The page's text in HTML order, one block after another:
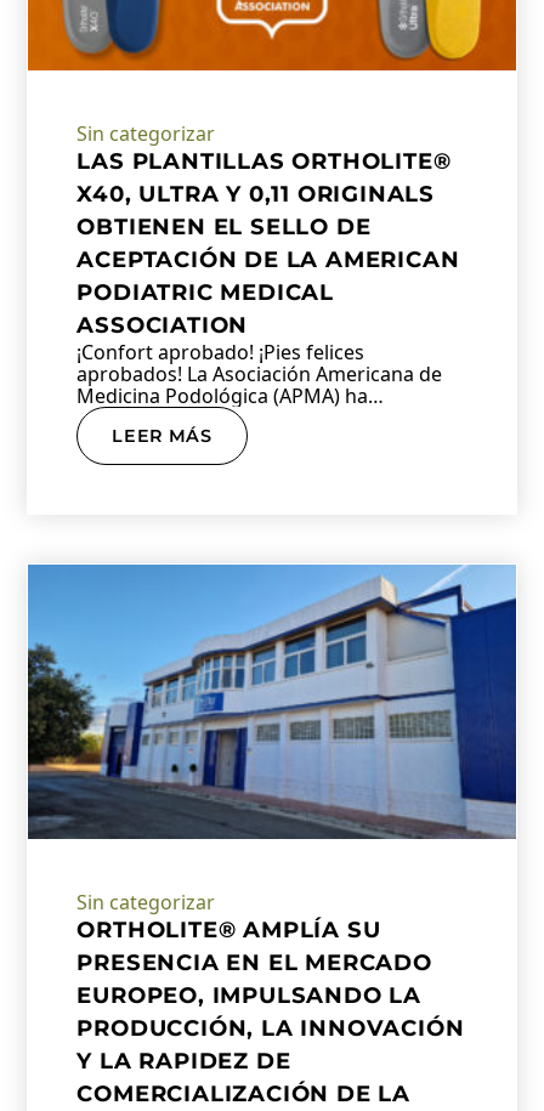
Sin categorizar
LAS PLANTILLAS ORTHOLITE®
X40, ULTRA Y 0,11 ORIGINALS
OBTIENEN EL SELLO DE
ACEPTACIÓN DE LA AMERICAN
PODIATRIC MEDICAL
ASSOCIATION
¡Confort aprobado! ¡Pies felices
aprobados! La Asociación Americana de
Medicina Podológica (APMA) ha
concedido su…
LEER MÁS
Sin categorizar
ORTHOLITE® AMPLÍA SU
PRESENCIA EN EL MERCADO
EUROPEO, IMPULSANDO LA
PRODUCCIÓN, LA INNOVACIÓN
Y LA RAPIDEZ DE
COMERCIALIZACIÓN DE LA